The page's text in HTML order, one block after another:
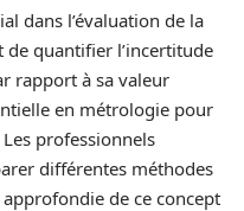
dans l’évaluation de la
quantifier l’incertitude
rapport à sa valeur
en métrologie pour
professionnels
différentes méthodes
de ce concept